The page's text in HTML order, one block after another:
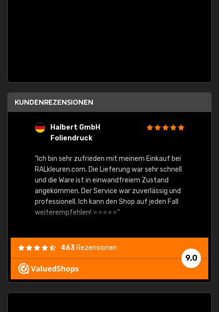
KUNDENREZENSIONEN
Halbert GmbH
Foliendruck
"Ich bin sehr zufrieden mit meinem Einkauf bei
RALkleuren.com. Die Lieferung war sehr schnell
und die Ware ist in einwandfreiem Zustand
angekommen. Der Service war zuverlässig und
professionell. Ich kann den Shop auf jeden Fall
weiterempfehlen! ⭐⭐⭐⭐⭐"
9,0
463 Rezensionen